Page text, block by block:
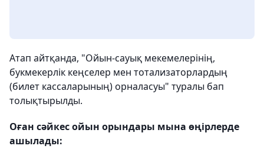
Атап айтқанда, "Ойын-сауық мекемелерінің,
букмекерлік кеңселер мен тотализаторлардың
(билет кассаларының) орналасуы" туралы бап
толықтырылды.
Оған сәйкес ойын орындары мына өңірлерде
ашылады: